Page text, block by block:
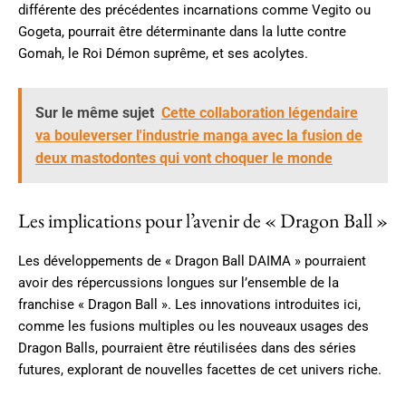
différente des précédentes incarnations comme Vegito ou
Gogeta, pourrait être déterminante dans la lutte contre
Gomah, le Roi Démon suprême, et ses acolytes.
Sur le même sujet Cette collaboration légendaire
va bouleverser l'industrie manga avec la fusion de
deux mastodontes qui vont choquer le monde
Les implications pour l’avenir de « Dragon Ball »
Les développements de « Dragon Ball DAIMA » pourraient
avoir des répercussions longues sur l’ensemble de la
franchise « Dragon Ball ». Les innovations introduites ici,
comme les fusions multiples ou les nouveaux usages des
Dragon Balls, pourraient être réutilisées dans des séries
futures, explorant de nouvelles facettes de cet univers riche.